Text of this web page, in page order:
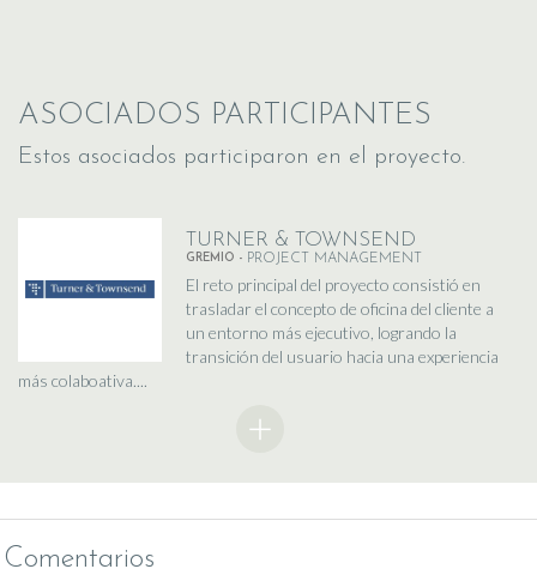
ASOCIADOS PARTICIPANTES
Estos asociados participaron en el proyecto.
TURNER & TOWNSEND
GREMIO - PROJECT MANAGEMENT
El reto principal del proyecto consistió en
trasladar el concepto de oficina del cliente a
un entorno más ejecutivo, logrando la
transición del usuario hacia una experiencia
más colaboativa....
Comentarios